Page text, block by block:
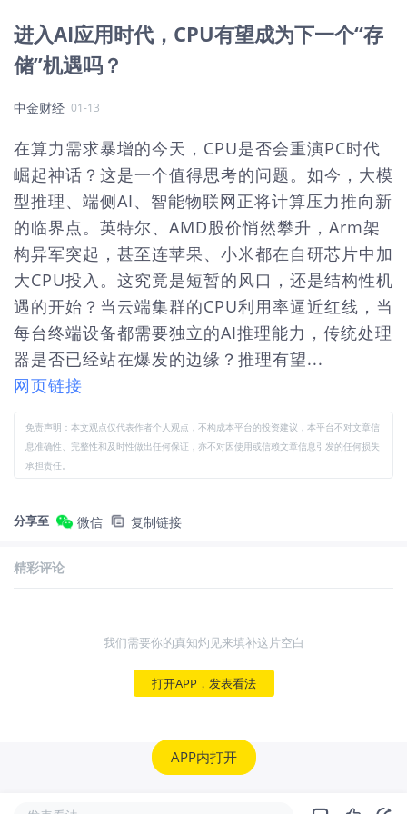
进入AI应用时代，CPU有望成为下一个“存
储”机遇吗？
中金财经 01-13
在算力需求暴增的今天，CPU是否会重演PC时代
崛起神话？这是一个值得思考的问题。如今，大模
型推理、端侧AI、智能物联网正将计算压力推向新
的临界点。英特尔、AMD股价悄然攀升，Arm架
构异军突起，甚至连苹果、小米都在自研芯片中加
大CPU投入。这究竟是短暂的风口，还是结构性机
遇的开始？当云端集群的CPU利用率逼近红线，当
每台终端设备都需要独立的AI推理能力，传统处理
器是否已经站在爆发的边缘？推理有望...
网页链接
免责声明：本文观点仅代表作者个人观点，不构成本平台的投资建议，本平台不对文章信
息准确性、完整性和及时性做出任何保证，亦不对因使用或信赖文章信息引发的任何损失
承担责任。
分享至 微信 复制链接
精彩评论
我们需要你的真知灼见来填补这片空白
打开APP，发表看法
APP内打开